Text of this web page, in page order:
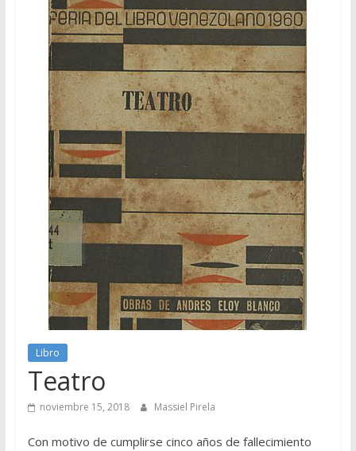
Libro
Teatro
noviembre 15, 2018 Massiel Pirela
Con motivo de cumplirse cinco años de fallecimiento